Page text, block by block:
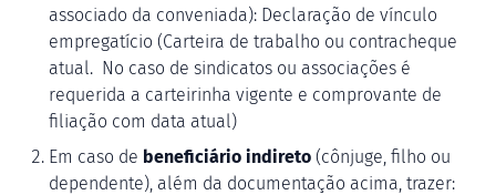
associado da conveniada): Declaração de vínculo
empregatício (Carteira de trabalho ou contracheque
atual. No caso de sindicatos ou associações é
requerida a carteirinha vigente e comprovante de
filiação com data atual)
Em caso de beneficiário indireto (cônjuge, filho ou
dependente), além da documentação acima, trazer: